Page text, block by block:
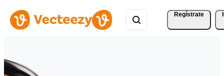
Regístrate